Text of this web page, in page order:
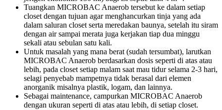
Tuangkan MICROBAC Anaerob tersebut ke dalam setiap
closet dengan tujuan agar menghancurkan tinja yang ada
dalam saluran closet serta meredakan baunya, setelah itu siram
dengan air sampai merata juga kerjakan tiap dua minggu
sekali atau sebulan satu kali.
Untuk masalah yang mana berat (sudah tersumbat), larutkan
MICROBAC Anaerob berdasarkan dosis seperti di atas atau
lebih, pada closet setiap malam saat mau tidur selama 2-3 hari,
selagi penyebab mampetnya tidak berasal dari elemen
anorganik misalnya plastik, logam, dan lainnya.
Sebagai maintenance, campurkan MICROBAC Anaerob
dengan ukuran seperti di atas atau lebih, di setiap closet.